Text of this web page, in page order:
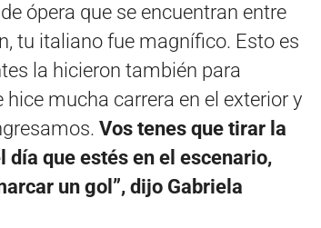
ópera que se encuentran entre
tu italiano fue magnífico. Esto es
la hicieron también para
mucha carrera en el exterior y
Vos tenes que tirar la
día que estés en el escenario,
un gol”, dijo Gabriela